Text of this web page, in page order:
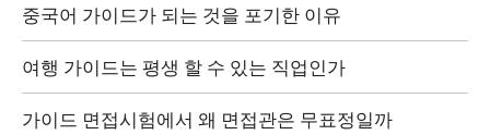
중국어 가이드가 되는 것을 포기한 이유
여행 가이드는 평생 할 수 있는 직업인가
가이드 면접시험에서 왜 면접관은 무표정일까